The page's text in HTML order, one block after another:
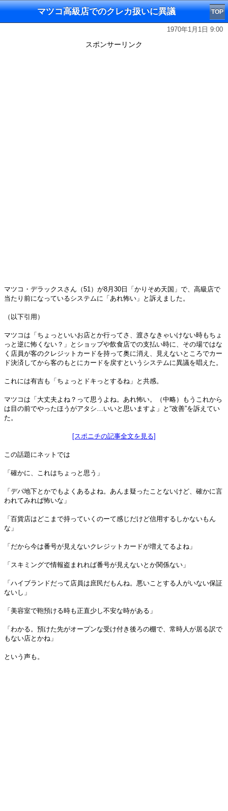
マツコ高級店でのクレカ扱いに異議 TOP
1970年1月1日 9:00
スポンサーリンク
マツコ・デラックスさん（51）が8月30日「かりそめ天国」で、高級店で
当たり前になっているシステムに「あれ怖い」と訴えました。
（以下引用）
マツコは「ちょっといいお店とか行ってさ、渡さなきゃいけない時もちょ
っと逆に怖くない？」とショップや飲食店での支払い時に、その場ではな
く店員が客のクレジットカードを持って奥に消え、見えないところでカー
ド決済してから客のもとにカードを戻すというシステムに異議を唱えた。
これには有吉も「ちょっとドキっとするね」と共感。
マツコは「大丈夫よね？って思うよね。あれ怖い。（中略）もうこれから
は目の前でやったほうがアタシ…いいと思いますよ」と“改善”を訴えてい
た。
[スポニチの記事全文を見る]
この話題にネットでは
「確かに、これはちょっと思う」
「デパ地下とかでもよくあるよね。あんま疑ったことないけど、確かに言
われてみれば怖いな」
「百貨店はどこまで持っていくのーて感じだけど信用するしかないもん
な」
「だから今は番号が見えないクレジットカードが増えてるよね」
「スキミングで情報盗まれれば番号が見えないとか関係ない」
「ハイブランドだって店員は庶民だもんね。悪いことする人がいない保証
ないし」
「美容室で鞄預ける時も正直少し不安な時がある」
「わかる。預けた先がオープンな受け付き後ろの棚で、常時人が居る訳で
もない店とかね」
という声も。